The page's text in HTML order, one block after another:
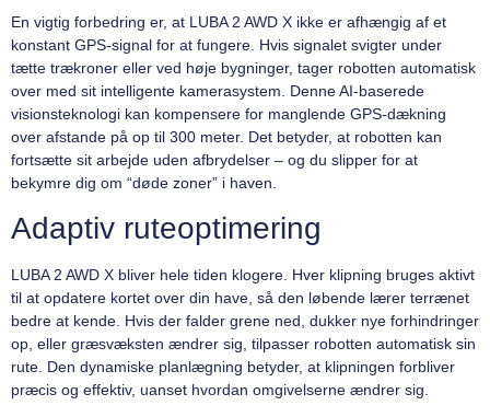
En vigtig forbedring er, at LUBA 2 AWD X ikke er afhængig af et
konstant GPS-signal for at fungere. Hvis signalet svigter under
tætte trækroner eller ved høje bygninger, tager robotten automatisk
over med sit intelligente kamerasystem. Denne AI-baserede
visionsteknologi kan kompensere for manglende GPS-dækning
over afstande på op til 300 meter. Det betyder, at robotten kan
fortsætte sit arbejde uden afbrydelser – og du slipper for at
bekymre dig om “døde zoner” i haven.
Adaptiv ruteoptimering
LUBA 2 AWD X bliver hele tiden klogere. Hver klipning bruges aktivt
til at opdatere kortet over din have, så den løbende lærer terrænet
bedre at kende. Hvis der falder grene ned, dukker nye forhindringer
op, eller græsvæksten ændrer sig, tilpasser robotten automatisk sin
rute. Den dynamiske planlægning betyder, at klipningen forbliver
præcis og effektiv, uanset hvordan omgivelserne ændrer sig.